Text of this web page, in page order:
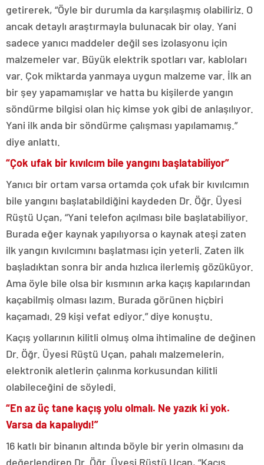
getirerek, “Öyle bir durumla da karşılaşmış olabiliriz. O
ancak detaylı araştırmayla bulunacak bir olay. Yani
sadece yanıcı maddeler değil ses izolasyonu için
malzemeler var. Büyük elektrik spotları var, kabloları
var. Çok miktarda yanmaya uygun malzeme var. İlk an
bir şey yapamamışlar ve hatta bu kişilerde yangın
söndürme bilgisi olan hiç kimse yok gibi de anlaşılıyor.
Yani ilk anda bir söndürme çalışması yapılamamış.”
diye anlattı.
“Çok ufak bir kıvılcım bile yangını başlatabiliyor”
Yanıcı bir ortam varsa ortamda çok ufak bir kıvılcımın
bile yangını başlatabildiğini kaydeden Dr. Öğr. Üyesi
Rüştü Uçan, “Yani telefon açılması bile başlatabiliyor.
Burada eğer kaynak yapılıyorsa o kaynak ateşi zaten
ilk yangın kıvılcımını başlatması için yeterli. Zaten ilk
başladıktan sonra bir anda hızlıca ilerlemiş gözüküyor.
Ama öyle bile olsa bir kısmının arka kaçış kapılarından
kaçabilmiş olması lazım. Burada görünen hiçbiri
kaçamadı. 29 kişi vefat ediyor.” diye konuştu.
Kaçış yollarının kilitli olmuş olma ihtimaline de değinen
Dr. Öğr. Üyesi Rüştü Uçan, pahalı malzemelerin,
elektronik aletlerin çalınma korkusundan kilitli
olabileceğini de söyledi.
“En az üç tane kaçış yolu olmalı. Ne yazık ki yok.
Varsa da kapalıydı!”
16 katlı bir binanın altında böyle bir yerin olmasını da
değerlendiren Dr. Öğr. Üyesi Rüştü Uçan, “Kaçış